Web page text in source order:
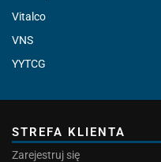
Vitalco
VNS
YYTCG
STREFA KLIENTA
Zarejestruj się